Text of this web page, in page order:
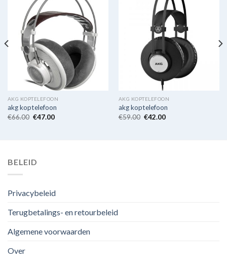
AKG KOPTELEFOON
akg koptelefoon
€66.00 €47.00
AKG KOPTELEFOON
akg koptelefoon
€59.00 €42.00
BELEID
Privacybeleid
Terugbetalings- en retourbeleid
Algemene voorwaarden
Over